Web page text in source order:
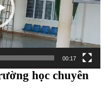
00:17
học chuyên